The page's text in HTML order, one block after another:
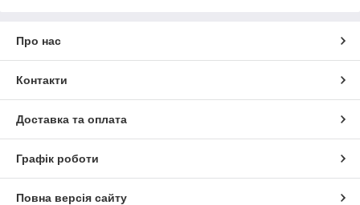
Про нас
Контакти
Доставка та оплата
Графік роботи
Повна версія сайту